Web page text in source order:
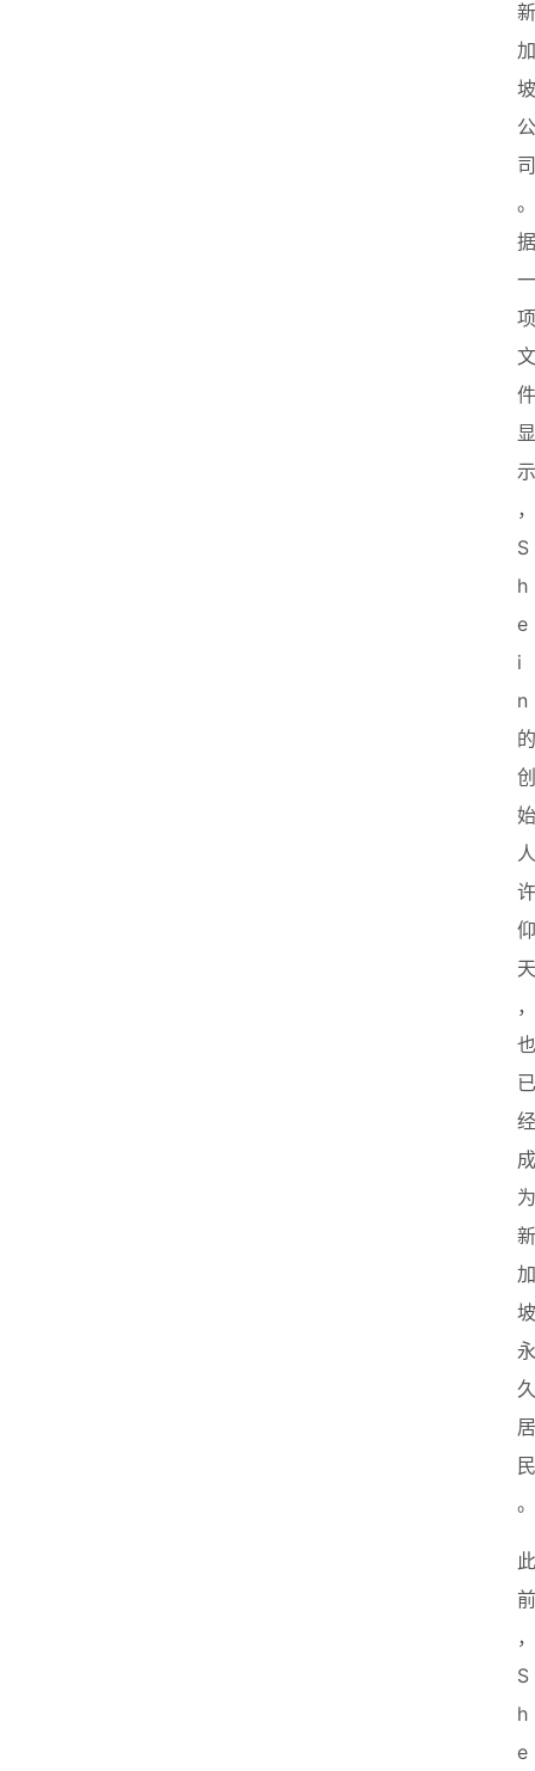
新
加
坡
公
司
。
据
一
项
文
件
显
示
，
S
h
e
i
n
的
创
始
人
许
仰
天
，
也
已
经
成
为
新
加
坡
永
久
居
民
。
此
前
，
S
h
e